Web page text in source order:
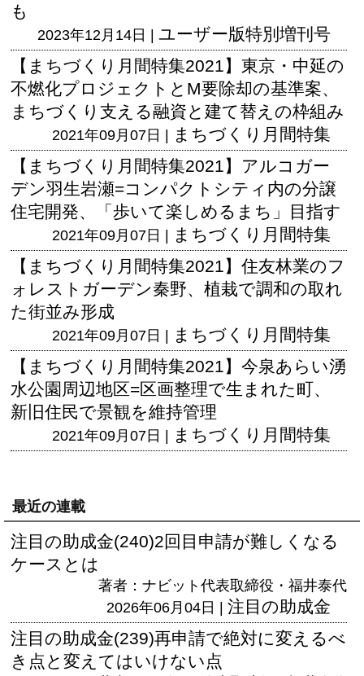
も
2023年12月14日 | ユーザー版特別増刊号
【まちづくり月間特集2021】東京・中延の
不燃化プロジェクトとM要除却の基準案、
まちづくり支える融資と建て替えの枠組み
2021年09月07日 | まちづくり月間特集
【まちづくり月間特集2021】アルコガー
デン羽生岩瀬=コンパクトシティ内の分譲
住宅開発、「歩いて楽しめるまち」目指す
2021年09月07日 | まちづくり月間特集
【まちづくり月間特集2021】住友林業のフ
ォレストガーデン秦野、植栽で調和の取れ
た街並み形成
2021年09月07日 | まちづくり月間特集
【まちづくり月間特集2021】今泉あらい湧
水公園周辺地区=区画整理で生まれた町、
新旧住民で景観を維持管理
2021年09月07日 | まちづくり月間特集
最近の連載
注目の助成金(240)2回目申請が難しくなる
ケースとは
著者：ナビット代表取締役・福井泰代
2026年06月04日 | 注目の助成金
注目の助成金(239)再申請で絶対に変えるべ
き点と変えてはいけない点